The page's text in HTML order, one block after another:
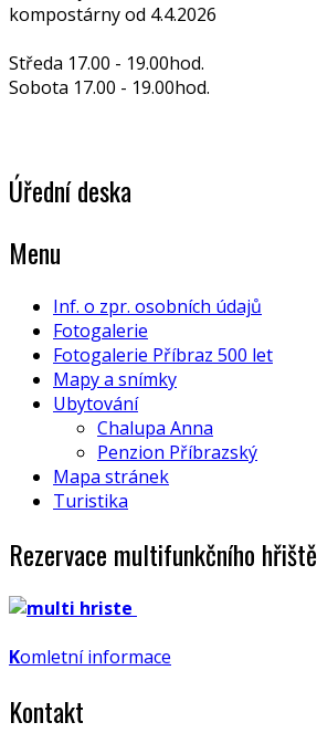
kompostárny od 4.4.2026
Středa 17.00 - 19.00hod.
Sobota 17.00 - 19.00hod.
Úřední deska
Menu
Inf. o zpr. osobních údajů
Fotogalerie
Fotogalerie Příbraz 500 let
Mapy a snímky
Ubytování
Chalupa Anna
Penzion Příbrazský
Mapa stránek
Turistika
Rezervace multifunkčního hřiště
Komletní informace
Kontakt